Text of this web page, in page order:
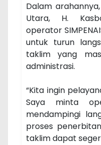
Dalam
Utara, H.
operator
untuk turun
taklim yang
administrasi.
“Kita ingin
Saya minta
mendampingi
proses
taklim dapat